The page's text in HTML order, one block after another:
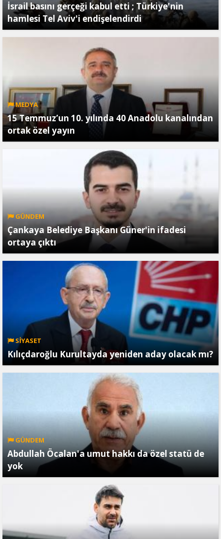
İsrail basını gerçeği kabul etti ; Türkiye'nin
hamlesi Tel Aviv'i endişelendirdi
MEDYA
15 Temmuz’un 10. yılında 40 Anadolu kanalından
ortak özel yayın
GÜNDEM
Çankaya Belediye Başkanı Güner'in ifadesi
ortaya çıktı
SİYASET
Kılıçdaroğlu Kurultayda yeniden aday olacak mı?
GÜNDEM
Abdullah Öcalan'a umut hakkı da özel statü de
yok